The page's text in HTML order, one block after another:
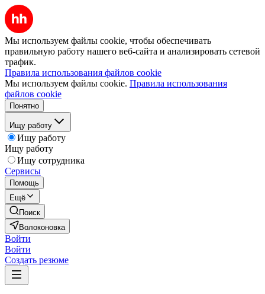
Мы используем файлы cookie, чтобы обеспечивать
правильную работу нашего веб-сайта и анализировать сетевой
трафик.
Правила использования файлов cookie
Мы используем файлы cookie. Правила использования
файлов cookie
Понятно
Ищу работу
Ищу работу
Ищу работу
Ищу сотрудника
Сервисы
Помощь
Ещё
Поиск
Волоконовка
Войти
Войти
Создать резюме